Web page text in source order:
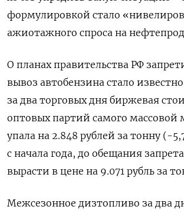
формулировкой стало
ажиотажного спроса на
О планах правительства РФ
вывоз автобензина стало
за два торговых дня биржевая
оптовых партий самого
упала на 2.848 рублей за тонну (-
с начала года, до обещания
вырасти в цене на 9.071 рубль за
Межсезонное дизтопливо за два